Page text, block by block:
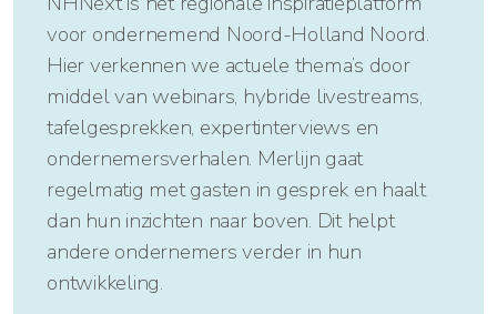
voor ondernemend Noord-Holland Noord.
Hier verkennen we actuele thema’s door
middel van webinars, hybride livestreams,
tafelgesprekken, expertinterviews en
ondernemersverhalen. Merlijn gaat
regelmatig met gasten in gesprek en haalt
dan hun inzichten naar boven. Dit helpt
andere ondernemers verder in hun
ontwikkeling.